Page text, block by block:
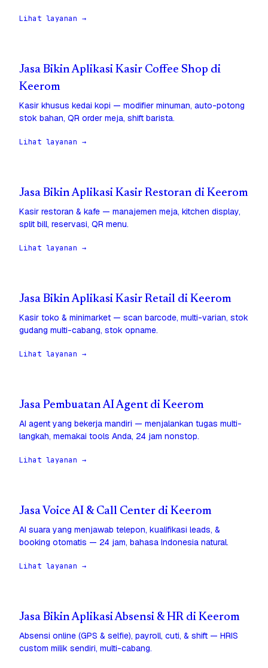
Lihat layanan →
Jasa Bikin Aplikasi Kasir Coffee Shop di
Keerom
Kasir khusus kedai kopi — modifier minuman, auto-potong
stok bahan, QR order meja, shift barista.
Lihat layanan →
Jasa Bikin Aplikasi Kasir Restoran di Keerom
Kasir restoran & kafe — manajemen meja, kitchen display,
split bill, reservasi, QR menu.
Lihat layanan →
Jasa Bikin Aplikasi Kasir Retail di Keerom
Kasir toko & minimarket — scan barcode, multi-varian, stok
gudang multi-cabang, stok opname.
Lihat layanan →
Jasa Pembuatan AI Agent di Keerom
AI agent yang bekerja mandiri — menjalankan tugas multi-
langkah, memakai tools Anda, 24 jam nonstop.
Lihat layanan →
Jasa Voice AI & Call Center di Keerom
AI suara yang menjawab telepon, kualifikasi leads, &
booking otomatis — 24 jam, bahasa Indonesia natural.
Lihat layanan →
Jasa Bikin Aplikasi Absensi & HR di Keerom
Absensi online (GPS & selfie), payroll, cuti, & shift — HRIS
custom milik sendiri, multi-cabang.